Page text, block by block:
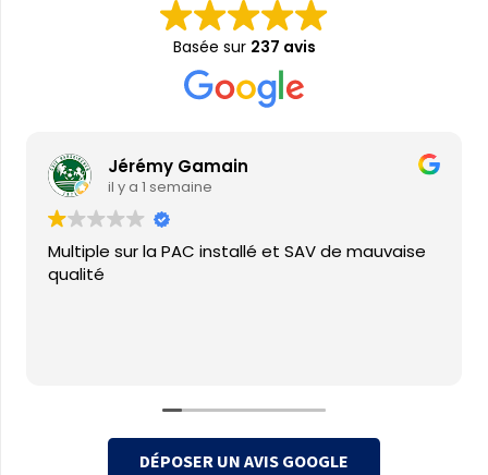
Basée sur 237 avis
Jérémy Gamain
il y a 1 semaine
Multiple sur la PAC installé et SAV de mauvaise
qualité
DÉPOSER UN AVIS GOOGLE